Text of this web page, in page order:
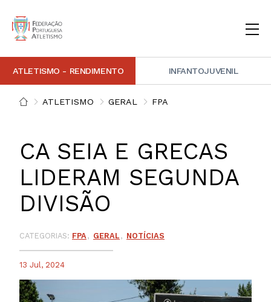
ATLETISMO - RENDIMENTO INFANTOJUVENIL
INSTITUCIONAL
DOCUMENTAÇÃO
ARBITRAGEM
DECISÕES DISCIPLINARES
CONTACTOS
FOTOGRAFIAS
VIDEOS
IMAGEM DE MARCA FPA
COMUNICADOS DE IMPRENSA
NEWSLETTER FPA
ATLETISMO GERAL FPA
CA SEIA E GRECAS
LIDERAM SEGUNDA
DIVISÃO
CATEGORIAS: FPA GERAL NOTÍCIAS
13 Jul, 2024